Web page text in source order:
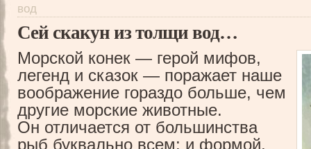
вод
Сей скакун из толщи вод…
Морской конек — герой мифов,
легенд и сказок — поражает наше
воображение гораздо больше, чем
другие морские животные.
Он отличается от большинства
рыб буквально всем: и формой,